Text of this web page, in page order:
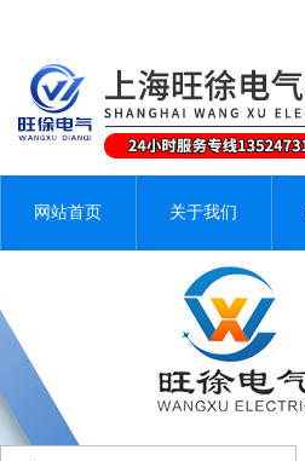
网站首页 关于我们